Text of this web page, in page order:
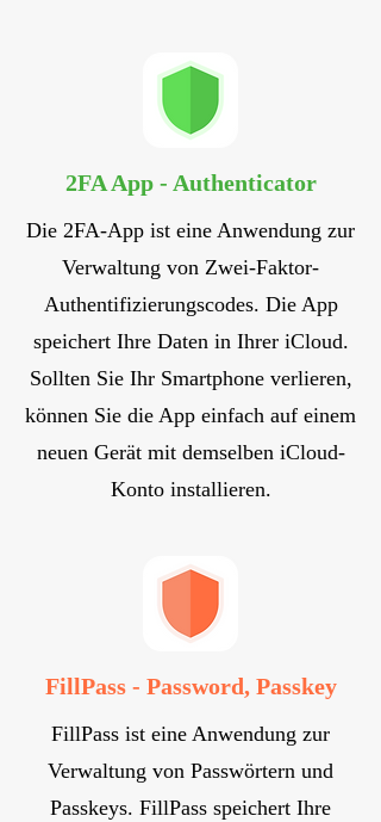
2FA App - Authenticator
Die 2FA-App ist eine Anwendung zur
Verwaltung von Zwei-Faktor-
Authentifizierungscodes. Die App
speichert Ihre Daten in Ihrer iCloud.
Sollten Sie Ihr Smartphone verlieren,
können Sie die App einfach auf einem
neuen Gerät mit demselben iCloud-
Konto installieren.
FillPass - Password, Passkey
FillPass ist eine Anwendung zur
Verwaltung von Passwörtern und
Passkeys. FillPass speichert Ihre